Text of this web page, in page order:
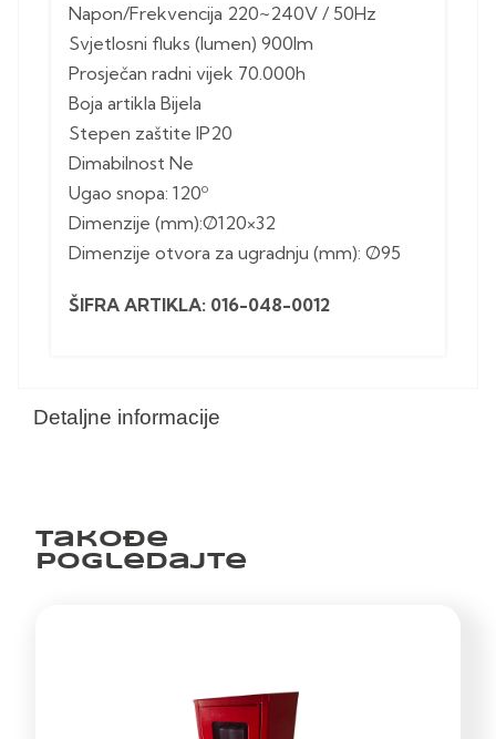
Detaljne informacije
Napon/Frekvencija 220~240V / 50Hz
Svjetlosni fluks (lumen) 900lm
Prosječan radni vijek 70.000h
Boja artikla Bijela
Stepen zaštite IP20
Dimabilnost Ne
Ugao snopa: 120º
Dimenzije (mm):Ø120×32
Dimenzije otvora za ugradnju (mm): Ø95
ŠIFRA ARTIKLA: 016-048-0012
Takođe
pogledajte